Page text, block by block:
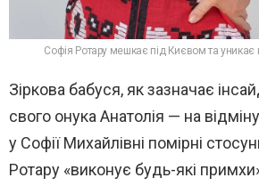
Софія Ротару мешкає під Києвом та уникає
Зіркова бабуся, як зазначає
свого онука Анатолія — на
у Софії Михайлівні помірні
Ротару «виконує будь-які